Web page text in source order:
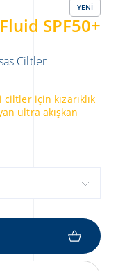
SPF50+
YENI
Ciltler
için kızarıklık
ultra akışkan